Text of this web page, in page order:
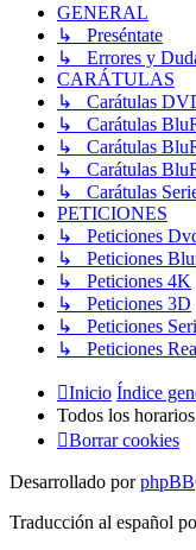
GENERAL
↳ Preséntate
↳ Errores y
CARÁTULAS
↳ Carátulas
↳ Carátulas
↳ Carátulas
↳ Carátulas
↳ Carátulas
PETICIONES
↳ Peticiones
↳ Peticiones
↳ Peticiones 4K
↳ Peticiones 3D
↳ Peticiones
↳ Peticiones
Inicio Índice
Todos los
Borrar cookies
Desarrollado porphpBB
Traducción al español